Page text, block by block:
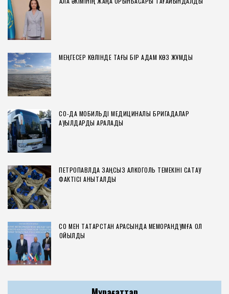
МЕҢГЕСЕР КӨЛІНДЕ ТАҒЫ БІР АДАМ КӨЗ ЖҰМДЫ
СҚО-ДА МОБИЛЬДІ МЕДИЦИНАЛЫҚ БРИГАДАЛАР
АУЫЛДАРДЫ АРАЛАДЫ
ПЕТРОПАВЛДА ЗАҢСЫЗ АЛКОГОЛЬ ТЕМЕКІНІ САҚТАУ
ФАКТІСІ АНЫҚТАЛДЫ
СҚО МЕН ТАТАРСТАН АРАСЫНДА МЕМОРАНДУМҒА ҚОЛ
ҚОЙЫЛДЫ